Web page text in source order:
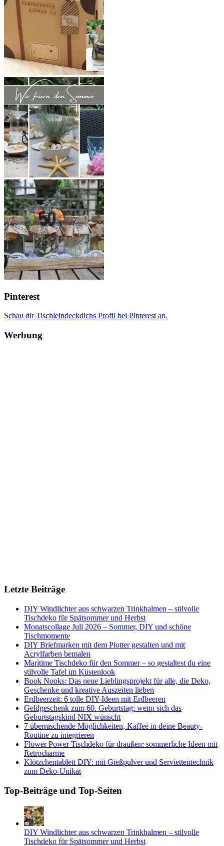
Pinterest
Schau dir Tischleindeckdichs Profil bei Pinterest an.
Werbung
Letzte Beiträge
DIY Windlichter aus schwarzen Trinkhalmen – stilvolle
Tischdeko für Spätsommer und Herbst
Monatscollage Juli 2026 – Sommer, DIY und schöne
Tischmomente
DIY Briefmarken mit dem Plotter gestalten und mit
Acrylfarben bemalen
Maritime Tischdeko für den Sommer – so gestaltest du eine
stilvolle Tafel im Küstenlook
Book Nooks: Das neue Lieblingsprojekt für alle, die Deko,
Geschenke und kreative Auszeiten lieben
Erdbeerzeit: 6 tolle DIY-Ideen mit Erdbeeren
Geldgeschenk zum 60. Geburtstag: wenn sich das
Geburtstagskind NIX wünscht
7 überraschende Möglichkeiten, Kaffee in deine Beauty-
Routine zu integrieren
Flower Power Tischdeko für draußen: sommerliche Ideen mit
Retrocharme
Klötzchentablett DIY: mit Gießpulver und Serviettentechnik
zum Deko-Unikat
Top-Beiträge und Top-Seiten
DIY Windlichter aus schwarzen Trinkhalmen – stilvolle
Tischdeko für Spätsommer und Herbst